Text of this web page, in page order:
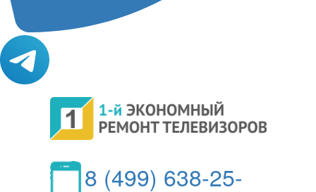
8 (499) 638-25-